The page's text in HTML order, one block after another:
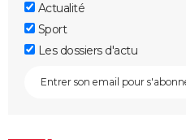
Actualité
Sport
Les dossiers d'actu